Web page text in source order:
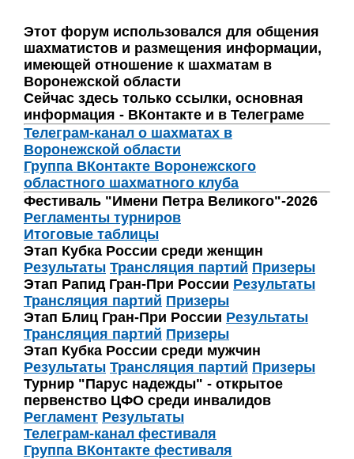
Этот форум использовался для общения
шахматистов и размещения информации,
имеющей отношение к шахматам в
Воронежской области
Сейчас здесь только ссылки, основная
информация - ВКонтакте и в Телеграме
Телеграм-канал о шахматах в
Воронежской области
Группа ВКонтакте Воронежского
областного шахматного клуба
Фестиваль "Имени Петра Великого"-2026
Регламенты турниров
Итоговые таблицы
Этап Кубка России среди женщин
Результаты Трансляция партий Призеры
Этап Рапид Гран-При России Результаты
Трансляция партий Призеры
Этап Блиц Гран-При России Результаты
Трансляция партий Призеры
Этап Кубка России среди мужчин
Результаты Трансляция партий Призеры
Турнир "Парус надежды" - открытое
первенство ЦФО среди инвалидов
Регламент Результаты
Телеграм-канал фестиваля
Группа ВКонтакте фестиваля